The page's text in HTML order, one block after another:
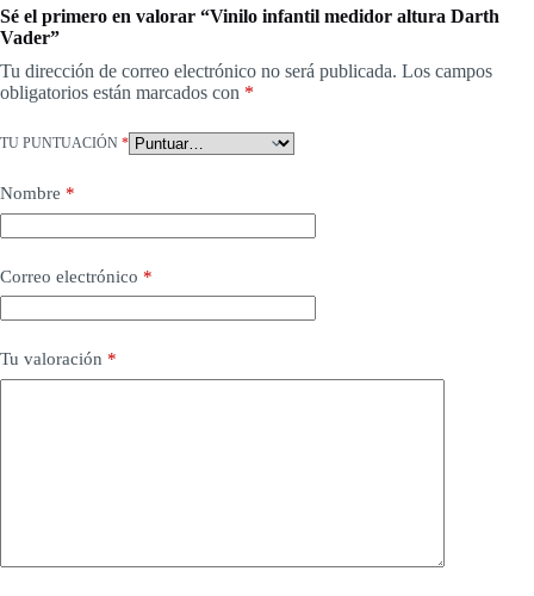
Sé el primero en valorar “Vinilo infantil medidor altura Darth
Vader”
Tu dirección de correo electrónico no será publicada. Los campos
obligatorios están marcados con *
TU PUNTUACIÓN *
Nombre *
Correo electrónico *
Tu valoración *